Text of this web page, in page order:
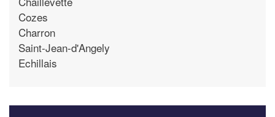
Cozes
Charron
Saint-Jean-d'Angely
Echillais